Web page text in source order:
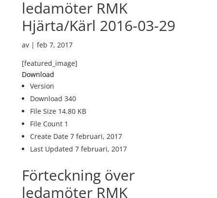
ledamöter RMK
Hjärta/Kärl 2016-03-29
av | feb 7, 2017
[featured_image]
Download
Version
Download 340
File Size 14.80 KB
File Count 1
Create Date 7 februari, 2017
Last Updated 7 februari, 2017
Förteckning över
ledamöter RMK